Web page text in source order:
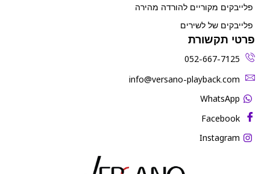
פלייבקים מקוריים להורדה מהירה
פלייבקים של לשירים
פרטי תקשורת
052-667-7125
‫info@versano-playback.com‬
WhatsApp
Facebook
Instagram